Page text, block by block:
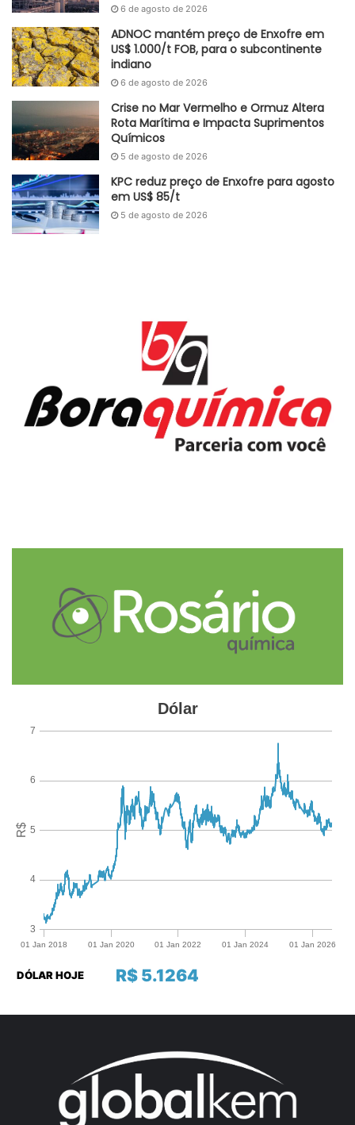
6 de agosto de 2026
ADNOC mantém preço de Enxofre em
US$ 1.000/t FOB, para o subcontinente
indiano
6 de agosto de 2026
Crise no Mar Vermelho e Ormuz Altera
Rota Marítima e Impacta Suprimentos
Químicos
5 de agosto de 2026
KPC reduz preço de Enxofre para agosto
em US$ 85/t
5 de agosto de 2026
R$ 5.1264
DÓLAR HOJE